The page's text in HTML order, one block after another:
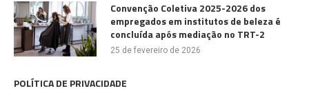
Convenção Coletiva 2025-2026 dos
empregados em institutos de beleza é
concluída após mediação no TRT-2
25 de fevereiro de 2026
POLÍTICA DE PRIVACIDADE